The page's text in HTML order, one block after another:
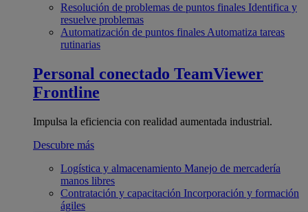
Resolución de problemas de puntos finales Identifica y
resuelve problemas
Automatización de puntos finales Automatiza tareas
rutinarias
Personal conectado TeamViewer
Frontline
Impulsa la eficiencia con realidad aumentada industrial.
Descubre más
Logística y almacenamiento Manejo de mercadería
manos libres
Contratación y capacitación Incorporación y formación
ágiles